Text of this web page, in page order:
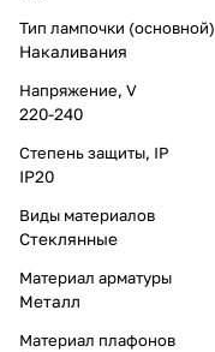
Тип лампочки (основной)
Накаливания
Напряжение, V
220-240
Степень защиты, IP
IP20
Виды материалов
Стеклянные
Материал арматуры
Металл
Материал плафонов